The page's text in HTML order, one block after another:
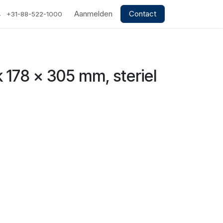
+31-88-522-1000 Aanmelden Contact
x 305 mm, steriel